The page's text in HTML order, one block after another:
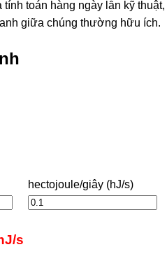
toán hàng ngày lẫn kỹ thuật,
giữa chúng thường hữu ích.
hectojoule/giây (hJ/s)
s